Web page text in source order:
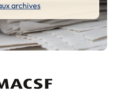
archives